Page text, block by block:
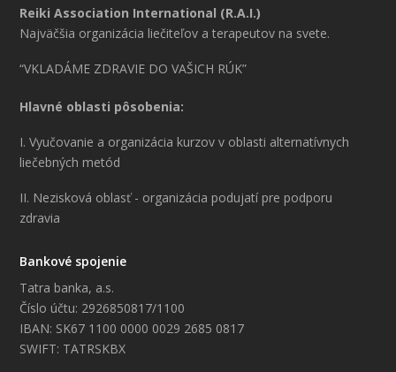
Reiki Association International (R.A.I.)
Najväčšia organizácia liečiteľov a terapeutov na svete.
“VKLADÁME ZDRAVIE DO VAŠICH RÚK”
Hlavné oblasti pôsobenia:
I. Vyučovanie a organizácia kurzov v oblasti alternatívnych
liečebných metód
II. Nezisková oblasť - organizácia podujatí pre podporu
zdravia
Bankové spojenie
Tatra banka, a.s.
Číslo účtu: 2926850817/1100
IBAN: SK67 1100 0000 0029 2685 0817
SWIFT: TATRSKBX